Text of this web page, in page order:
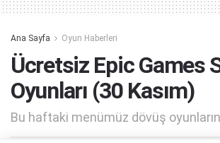
Ana Sayfa Oyun Haberleri
Ücretsiz Epic Games
Oyunları (30 Kasım)
Bu haftaki menümüz dövüş